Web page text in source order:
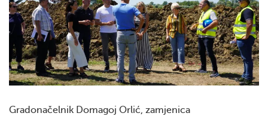
Gradonačelnik Domagoj Orlić, zamjenica